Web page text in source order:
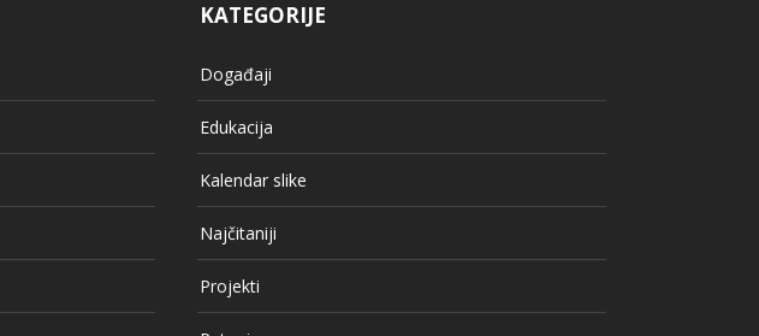
KATEGORIJE
Događaji
Edukacija
Kalendar slike
Najčitaniji
Projekti